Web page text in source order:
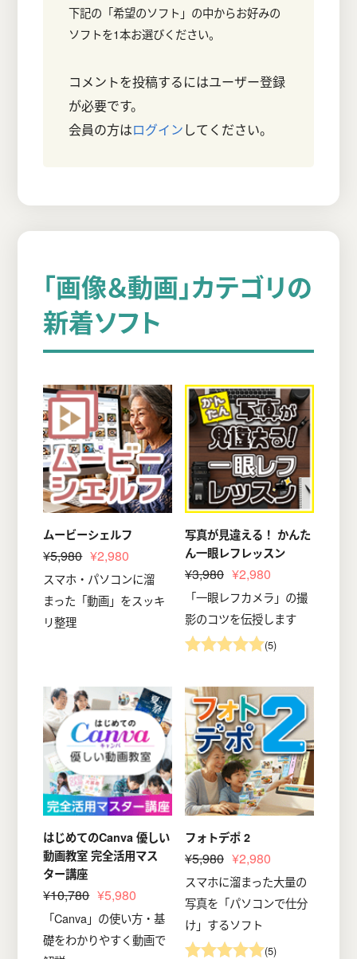
下記の「希望のソフト」の中からお好みの
ソフトを1本お選びください。
コメントを投稿するにはユーザー登録
が必要です。
会員の方はログインしてください。
「画像＆動画」カテゴリの
新着ソフト
ムービーシェルフ
¥5,980 ¥2,980
スマホ・パソコンに溜
まった「動画」をスッキ
リ整理
写真が見違える！ かんた
ん一眼レフレッスン
¥3,980 ¥2,980
「一眼レフカメラ」の撮
影のコツを伝授します
(5)
はじめてのCanva 優しい
動画教室 完全活用マス
ター講座
¥10,780 ¥5,980
「Canva」の使い方・基
礎をわかりやすく動画で
フォトデポ 2
¥5,980 ¥2,980
スマホに溜まった大量の
写真を「パソコンで仕分
け」するソフト
(5)